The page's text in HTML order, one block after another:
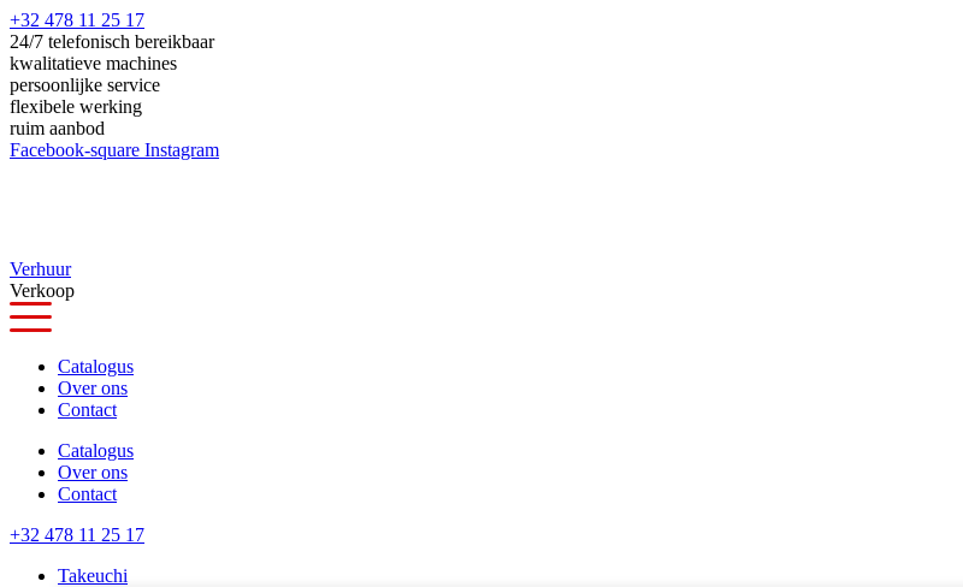
Ga
naar
de
inhoud
+32 478 11 25 17
24/7 telefonisch bereikbaar
kwalitatieve machines
persoonlijke service
flexibele werking
ruim aanbod
Facebook-square Instagram
Verhuur
Verkoop
Catalogus
Over ons
Contact
Catalogus
Over ons
Contact
+32 478 11 25 17
Takeuchi